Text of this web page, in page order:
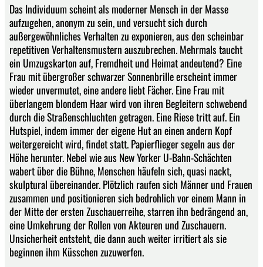
Das Individuum scheint als moderner Mensch in der Masse
aufzugehen, anonym zu sein, und versucht sich durch
außergewöhnliches Verhalten zu exponieren, aus den scheinbar
repetitiven Verhaltensmustern auszubrechen. Mehrmals taucht
ein Umzugskarton auf, Fremdheit und Heimat andeutend? Eine
Frau mit übergroßer schwarzer Sonnenbrille erscheint immer
wieder unvermutet, eine andere liebt Fächer. Eine Frau mit
überlangem blondem Haar wird von ihren Begleitern schwebend
durch die Straßenschluchten getragen. Eine Riese tritt auf. Ein
Hutspiel, indem immer der eigene Hut an einen andern Kopf
weitergereicht wird, findet statt. Papierflieger segeln aus der
Höhe herunter. Nebel wie aus New Yorker U-Bahn-Schächten
wabert über die Bühne, Menschen häufeln sich, quasi nackt,
skulptural übereinander. Plötzlich raufen sich Männer und Frauen
zusammen und positionieren sich bedrohlich vor einem Mann in
der Mitte der ersten Zuschauerreihe, starren ihn bedrängend an,
eine Umkehrung der Rollen von Akteuren und Zuschauern.
Unsicherheit entsteht, die dann auch weiter irritiert als sie
beginnen ihm Küsschen zuzuwerfen.